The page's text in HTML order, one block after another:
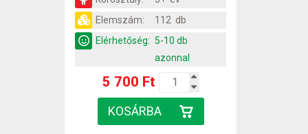
Elemszám:
112 db
Elérhetőség: 5-10 db
azonnal
5 700 Ft